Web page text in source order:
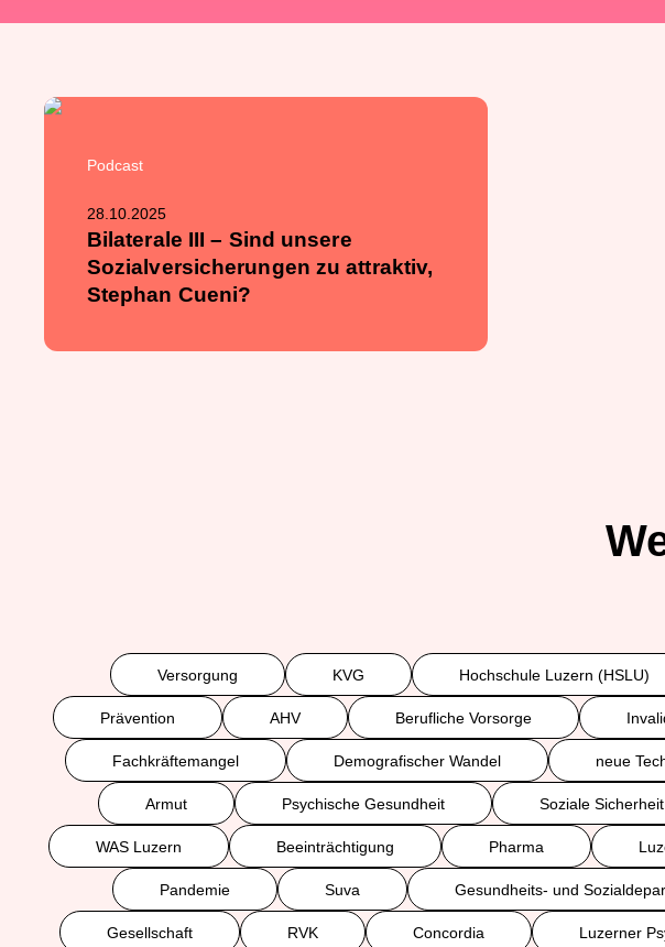
Podcast
28.10.2025
Bilaterale III – Sind unsere
Sozialversicherungen zu attraktiv,
Stephan Cueni?
Versorgung KVG Hochschule Luzern (HSLU)
Prävention AHV Berufliche Vorsorge
Fachkräftemangel Demografischer Wandel neue
Armut Psychische Gesundheit Soziale Sicherheit
WAS Luzern Beeinträchtigung Pharma
Pandemie Suva Gesundheits- und
Gesellschaft RVK Concordia Luzerner